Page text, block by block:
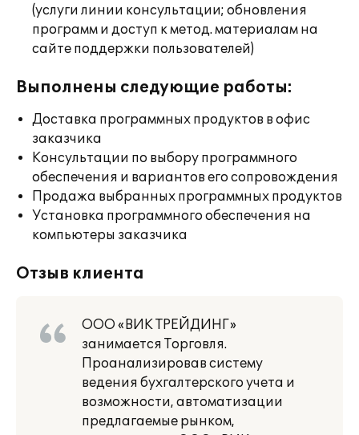
(услуги линии консультации; обновления
программ и доступ к метод. материалам на
сайте поддержки пользователей)
Выполнены следующие работы:
Доставка программных продуктов в офис
заказчика
Консультации по выбору программного
обеспечения и вариантов его сопровождения
Продажа выбранных программных продуктов
Установка программного обеспечения на
компьютеры заказчика
Отзыв клиента
ООО «ВИК ТРЕЙДИНГ»
занимается Торговля.
Проанализировав систему
ведения бухгалтерского учета и
возможности, автоматизации
предлагаемые рынком,